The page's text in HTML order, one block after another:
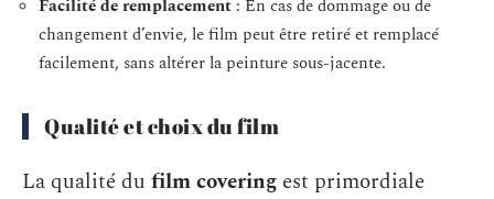
Facilité de remplacement : En cas de dommage ou de
changement d’envie, le film peut être retiré et remplacé
facilement, sans altérer la peinture sous-jacente.
Qualité et choix du film
La qualité du film covering est primordiale